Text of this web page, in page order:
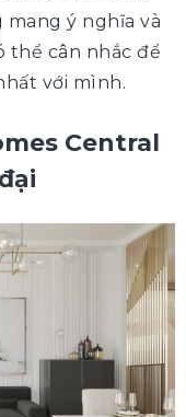
mang ý nghĩa và
thể cân nhắc để
với mình.
Central